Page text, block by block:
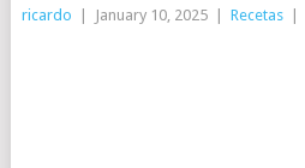
ricardo January 10, 2025 Recetas